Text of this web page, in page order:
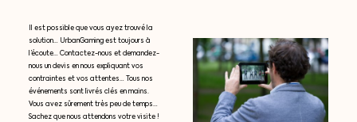
Il est possible que vous ayez trouvé la
solution… UrbanGaming est toujours à
l’écoute… Contactez-nous et demandez-
nous un devis en nous expliquant vos
contraintes et vos attentes… Tous nos
événements sont livrés clés en mains.
Vous avez sûrement très peu de temps…
Sachez que nous attendons votre visite !